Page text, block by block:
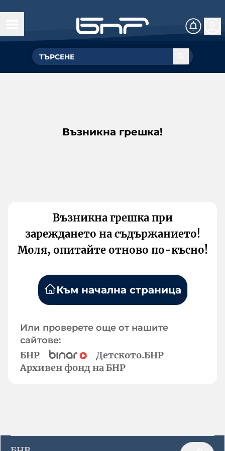
Възникна грешка!
Възникна грешка при
зареждането на съдържанието!
Моля, опитайте отново по-късно!
Към начална страница
Или проверете още от нашите
сайтове:
БНР
Детското.БНР
Архивен фонд на БНР